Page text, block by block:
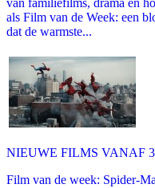
van familiefilms, drama en
als Film van de Week: een
dat de warmste...
NIEUWE FILMS VANAF
Film van de week: Spider-